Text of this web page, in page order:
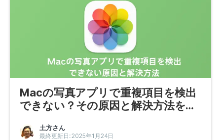
Macの写真アプリで重複項目を検出
できない？その原因と解決方法を紹
土方さん
最終更新日: 2025年1月24日